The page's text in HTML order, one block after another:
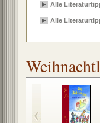
Alle
Alle